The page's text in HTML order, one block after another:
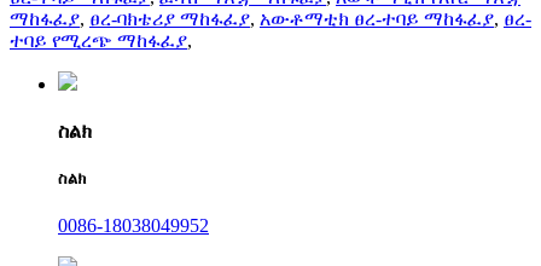
ማከፋፈያ, ፀረ-ባክቴሪያ ማከፋፈያ, አውቶማቲክ ፀረ-ተባይ ማከፋፈያ, ፀረ-
ተባይ የሚረጭ ማከፋፈያ,
ስልክ
ስልክ
0086-18038049952